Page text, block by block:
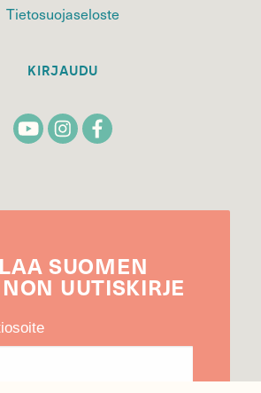
Tietosuojaseloste
KIRJAUDU
SUOMEN
UUTIS­KIRJE